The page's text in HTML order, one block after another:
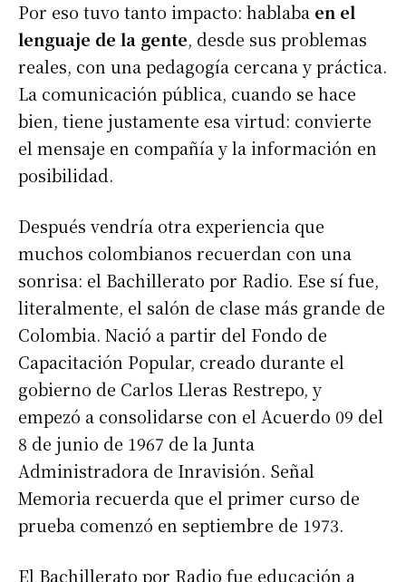
Por eso tuvo tanto impacto: hablaba en el
lenguaje de la gente, desde sus problemas
reales, con una pedagogía cercana y práctica.
La comunicación pública, cuando se hace
bien, tiene justamente esa virtud: convierte
el mensaje en compañía y la información en
posibilidad.
Después vendría otra experiencia que
muchos colombianos recuerdan con una
sonrisa: el Bachillerato por Radio. Ese sí fue,
literalmente, el salón de clase más grande de
Colombia. Nació a partir del Fondo de
Capacitación Popular, creado durante el
gobierno de Carlos Lleras Restrepo, y
empezó a consolidarse con el Acuerdo 09 del
8 de junio de 1967 de la Junta
Administradora de Inravisión. Señal
Memoria recuerda que el primer curso de
prueba comenzó en septiembre de 1973.
El Bachillerato por Radio fue educación a